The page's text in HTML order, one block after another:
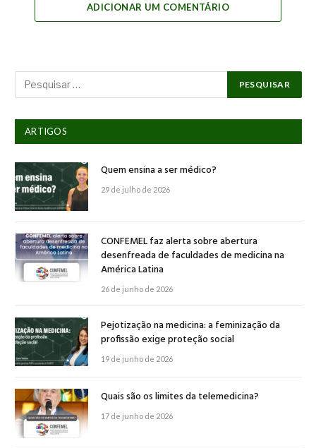
ADICIONAR UM COMENTÁRIO
ARTIGOS
Quem ensina a ser médico?
29 de julho de 2026
CONFEMEL faz alerta sobre abertura
desenfreada de faculdades de medicina na
América Latina
26 de junho de 2026
Pejotização na medicina: a feminização da
profissão exige proteção social
19 de junho de 2026
Quais são os limites da telemedicina?
17 de junho de 2026